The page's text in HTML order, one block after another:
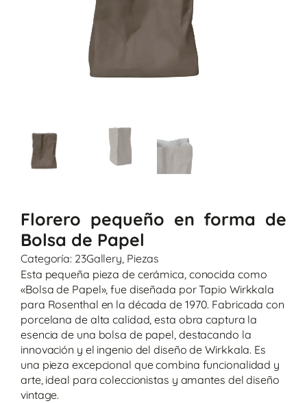
Categoría: 23Gallery, Piezas
Florero pequeño en forma de
Bolsa de Papel
Esta pequeña pieza de cerámica, conocida como
«Bolsa de Papel», fue diseñada por Tapio Wirkkala
para Rosenthal en la década de 1970. Fabricada con
porcelana de alta calidad, esta obra captura la
esencia de una bolsa de papel, destacando la
innovación y el ingenio del diseño de Wirkkala. Es
una pieza excepcional que combina funcionalidad y
arte, ideal para coleccionistas y amantes del diseño
vintage.